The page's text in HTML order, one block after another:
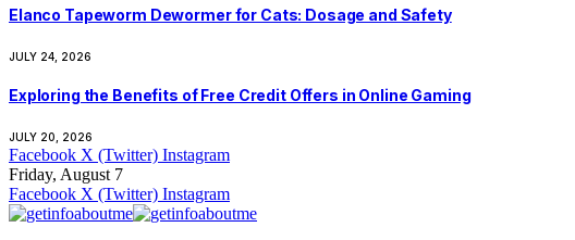
Elanco Tapeworm Dewormer for Cats: Dosage and Safety
JULY 24, 2026
Exploring the Benefits of Free Credit Offers in Online Gaming
JULY 20, 2026
Facebook X (Twitter) Instagram
Friday, August 7
Facebook X (Twitter) Instagram